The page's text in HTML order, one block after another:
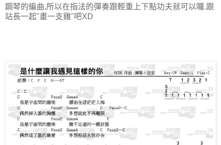
鋼琴的編曲,所以在指法的彈奏跟輕重上下點功夫就可以囉.跟
站長一起"畫一支雞"吧XD